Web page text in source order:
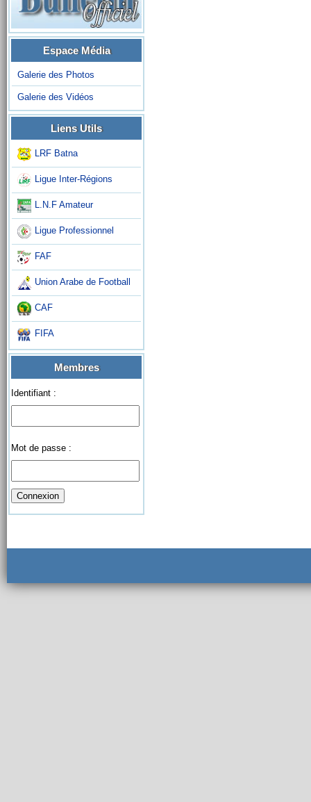
Espace Média
Galerie des Photos
Galerie des Vidéos
Liens Utils
LRF Batna
Ligue Inter-Régions
L.N.F Amateur
Ligue Professionnel
FAF
Union Arabe de Football
CAF
FIFA
Membres
Identifiant :
Mot de passe :